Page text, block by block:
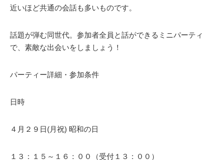
近いほど共通の会話も多いものです。
話題が弾む同世代。参加者全員と話ができるミニパーティ
で、素敵な出会いをしましょう！
パーティー詳細・参加条件
日時
４月２９日(月祝) 昭和の日
１３：１５～１６：００（受付１３：００）